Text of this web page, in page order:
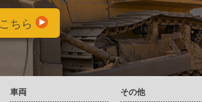
ちら
車両 その他